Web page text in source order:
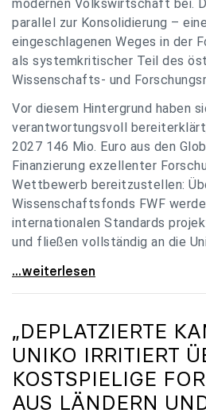
modernen Volkswirtschaft bei.
parallel zur Konsolidierung –
eingeschlagenen Weges in der
als systemkritischer Teil des
Wissenschafts- und
Vor diesem Hintergrund haben
verantwortungsvoll
2027 146 Mio. Euro aus den
Finanzierung exzellenter
Wettbewerb bereitzustellen:
Wissenschaftsfonds FWF
internationalen Standards
und fließen vollständig an die
Gemeinsam für einen starken
...weiterlesen
„DEPLATZIERTE
UNIKO IRRITIERT
KOSTSPIELIGE
AUS LÄNDERN